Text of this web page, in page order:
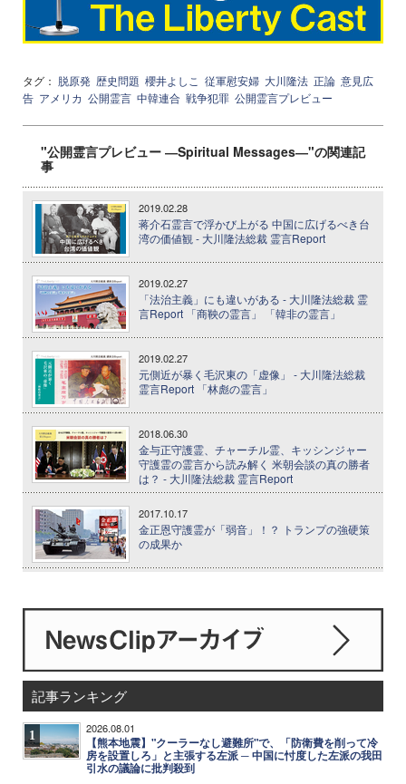
タグ： 脱原発 歴史問題 櫻井よしこ 従軍慰安婦 大川隆法 正論 意見広
告 アメリカ 公開霊言 中韓連合 戦争犯罪 公開霊言プレビュー
"公開霊言プレビュー ―Spiritual Messages―"の関連記
事
2019.02.28
蒋介石霊言で浮かび上がる 中国に広げるべき台
湾の価値観 - 大川隆法総裁 霊言Report
2019.02.27
「法治主義」にも違いがある - 大川隆法総裁 霊
言Report 「商鞅の霊言」 「韓非の霊言」
2019.02.27
元側近が暴く毛沢東の「虚像」 - 大川隆法総裁
霊言Report 「林彪の霊言」
2018.06.30
金与正守護霊、チャーチル霊、キッシンジャー
守護霊の霊言から読み解く 米朝会談の真の勝者
は？ - 大川隆法総裁 霊言Report
2017.10.17
金正恩守護霊が「弱音」！？ トランプの強硬策
の成果か
記事ランキング
1 2026.08.01
【熊本地震】"クーラーなし避難所"で、「防衛費を削って冷
房を設置しろ」と主張する左派 ─ 中国に忖度した左派の我田
引水の議論に批判殺到